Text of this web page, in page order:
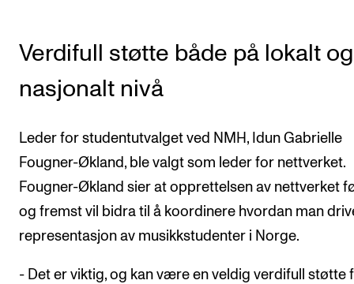
Nyheter og historier
Ledige stillinger
INFO
Om Norges musikkhøgskole
Kontakt oss
Finn ansatte
Verdifull støtte både på lokalt og
nasjonalt nivå
Leder for studentutvalget ved NMH, Idun Gabrielle
Fougner-Økland, ble valgt som leder for nettverket.
Fougner-Økland sier at opprettelsen av nettverket
og fremst vil bidra til å koordinere hvordan man
representasjon av musikkstudenter i Norge.
- Det er viktig, og kan være en veldig verdifull støtte